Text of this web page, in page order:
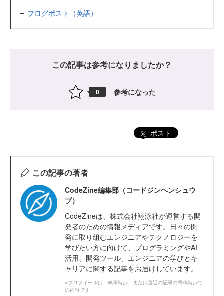
ブログポスト（英語）
この記事は参考になりましたか？
0 参考になった
ポスト
この記事の著者
CodeZine編集部（コードジンヘンシュウ
ブ）
CodeZineは、株式会社翔泳社が運営する開
発者のための情報メディアです。日々の開
発に取り組むエンジニアやテクノロジーを
学びたい方に向けて、プログラミングやAI
活用、開発ツール、エンジニアの学びとキ
ャリアに関する記事をお届けしています。
※プロフィールは、執筆時点、または直近の記事の寄稿時点で
の内容です